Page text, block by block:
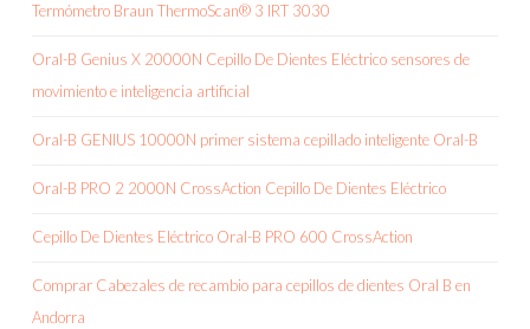
Termómetro Braun ThermoScan® 3 IRT 3030
Oral-B Genius X 20000N Cepillo De Dientes Eléctrico sensores de
movimiento e inteligencia artificial
Oral-B GENIUS 10000N primer sistema cepillado inteligente Oral-B
Oral-B PRO 2 2000N CrossAction Cepillo De Dientes Eléctrico
Cepillo De Dientes Eléctrico Oral-B PRO 600 CrossAction
Comprar Cabezales de recambio para cepillos de dientes Oral B en
Andorra